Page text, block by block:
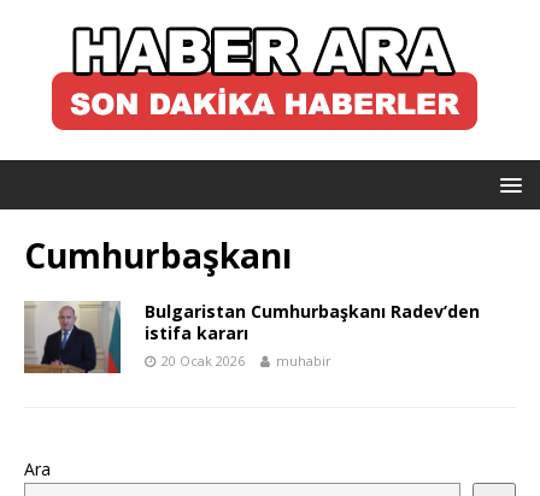
Cumhurbaşkanı
Bulgaristan Cumhurbaşkanı Radev’den
istifa kararı
20 Ocak 2026 muhabir
Ara